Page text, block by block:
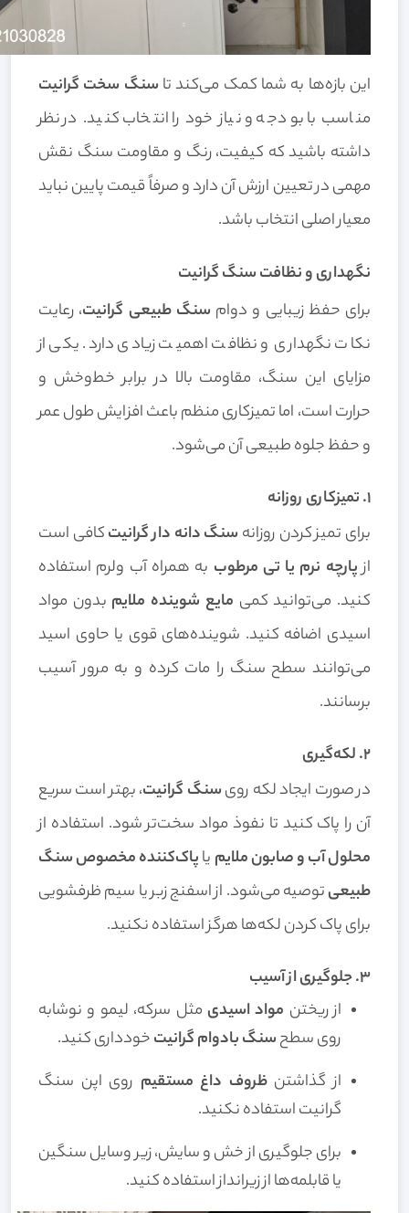
این بازه‌ها به شما کمک می‌کند تا سنگ سخت گرانیت
مناسب با بودجه و نیاز خود را انتخاب کنید. در نظر
داشته باشید که کیفیت، رنگ و مقاومت سنگ نقش
مهمی در تعیین ارزش آن دارد و صرفاً قیمت پایین نباید
معیار اصلی انتخاب باشد.
نگهداری و نظافت سنگ گرانیت
برای حفظ زیبایی و دوام سنگ طبیعی گرانیت، رعایت
نکات نگهداری و نظافت اهمیت زیادی دارد. یکی از
مزایای این سنگ، مقاومت بالا در برابر خط‌وخش و
حرارت است، اما تمیزکاری منظم باعث افزایش طول عمر
و حفظ جلوه طبیعی آن می‌شود.
۱. تمیزکاری روزانه
برای تمیز کردن روزانه سنگ دانه دار گرانیتکافی است
ازپارچه نرم یا تی مرطوب به همراه آب ولرم استفاده
کنید. می‌توانید کمی مایع شوینده ملایم بدون مواد
اسیدی اضافه کنید. شوینده‌های قوی یا حاوی اسید
می‌توانند سطح سنگ را مات کرده و به مرور آسیب
برسانند.
۲. لکه‌گیری
در صورت ایجاد لکه رویسنگ گرانیت، بهتر است سریع
آن را پاک کنید تا نفوذ مواد سخت‌تر شود. استفاده از
محلول آب و صابون ملایم یاپاک‌کننده مخصوص سنگ
طبیعیتوصیه می‌شود. از اسفنج زبر یا سیم ظرفشویی
برای پاک کردن لکه‌ها هرگز استفاده نکنید.
۳. جلوگیری از آسیب
از ریختن مواد اسیدی مثل سرکه، لیمو و نوشابه
روی سطحسنگ بادوام گرانیتخودداری کنید.
از گذاشتنظروف داغ مستقیم روی اپن سنگ
گرانیت استفاده نکنید.
برای جلوگیری از خش و سایش، زیر وسایل سنگین
یا قابلمه‌ها از زیرانداز استفاده کنید.